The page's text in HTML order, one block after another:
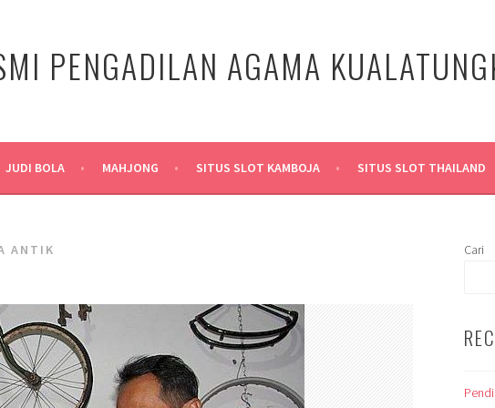
PENGADILAN AGAMA
JUDI BOLA MAHJONG SITUS SLOT KAMBOJA SITUS SLOT THAILAND
ANTIK Cari